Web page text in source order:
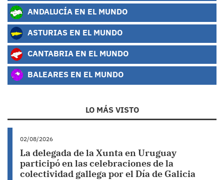
ANDALUCÍA EN EL MUNDO
ASTURIAS EN EL MUNDO
CANTABRIA EN EL MUNDO
BALEARES EN EL MUNDO
LO MÁS VISTO
02/08/2026
La delegada de la Xunta en Uruguay
participó en las celebraciones de la
colectividad gallega por el Día de Galicia